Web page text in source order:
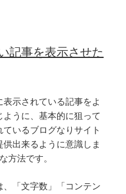
記事を表示させた
示されている記事をよ
うに、基本的に狙って
いるブログなりサイト
出来るように意識しま
方法です。
「文字数」「コンテン